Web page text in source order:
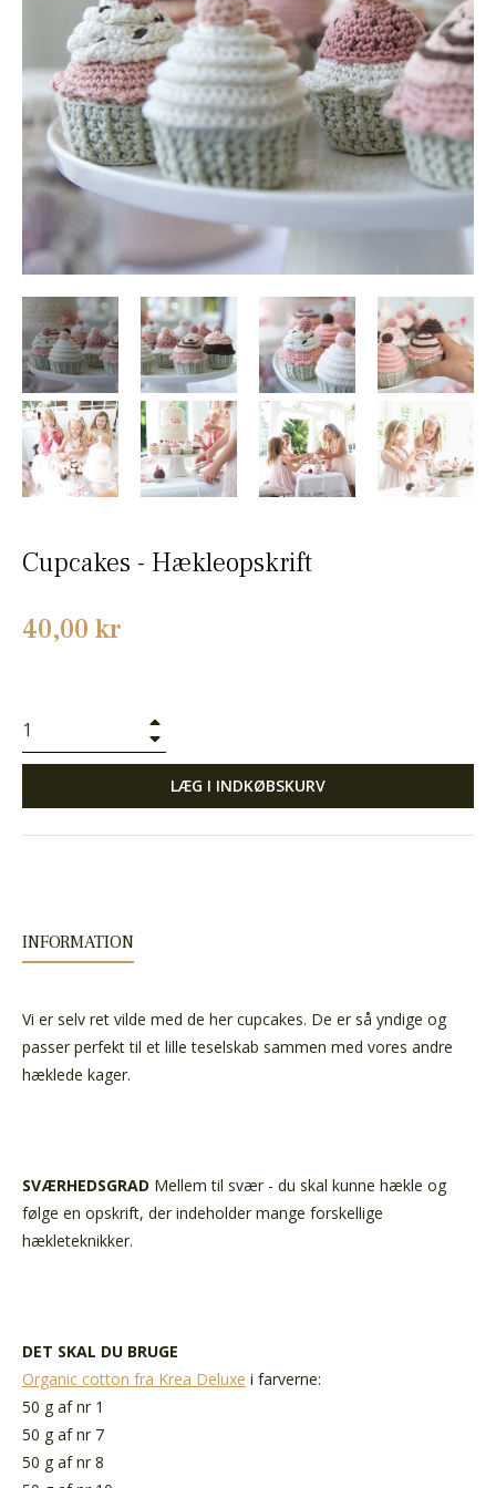
Cupcakes - Hækleopskrift
Normalpris
40,00 kr
LÆG I INDKØBSKURV
INFORMATION
Vi er selv ret vilde med de her cupcakes. De er så yndige og
passer perfekt til et lille teselskab sammen med vores andre
hæklede kager.
SVÆRHEDSGRAD Mellem til svær - du skal kunne hækle og
følge en opskrift, der indeholder mange forskellige
hækleteknikker.
DET SKAL DU BRUGE
Organic cotton fra Krea Deluxe i farverne:
50 g af nr 1
50 g af nr 7
50 g af nr 8